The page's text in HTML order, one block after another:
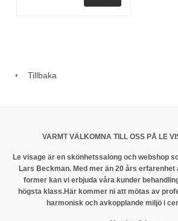
Tillbaka
VARMT VÄLKOMNA TILL OSS PÅ LE
Le visage är en skönhetssalong och webshop
Lars Beckman. Med mer än 20 års erfarenhet
former kan vi erbjuda våra kunder
högsta klass.Här kommer ni att mötas av
harmonisk och avkopplande miljö i